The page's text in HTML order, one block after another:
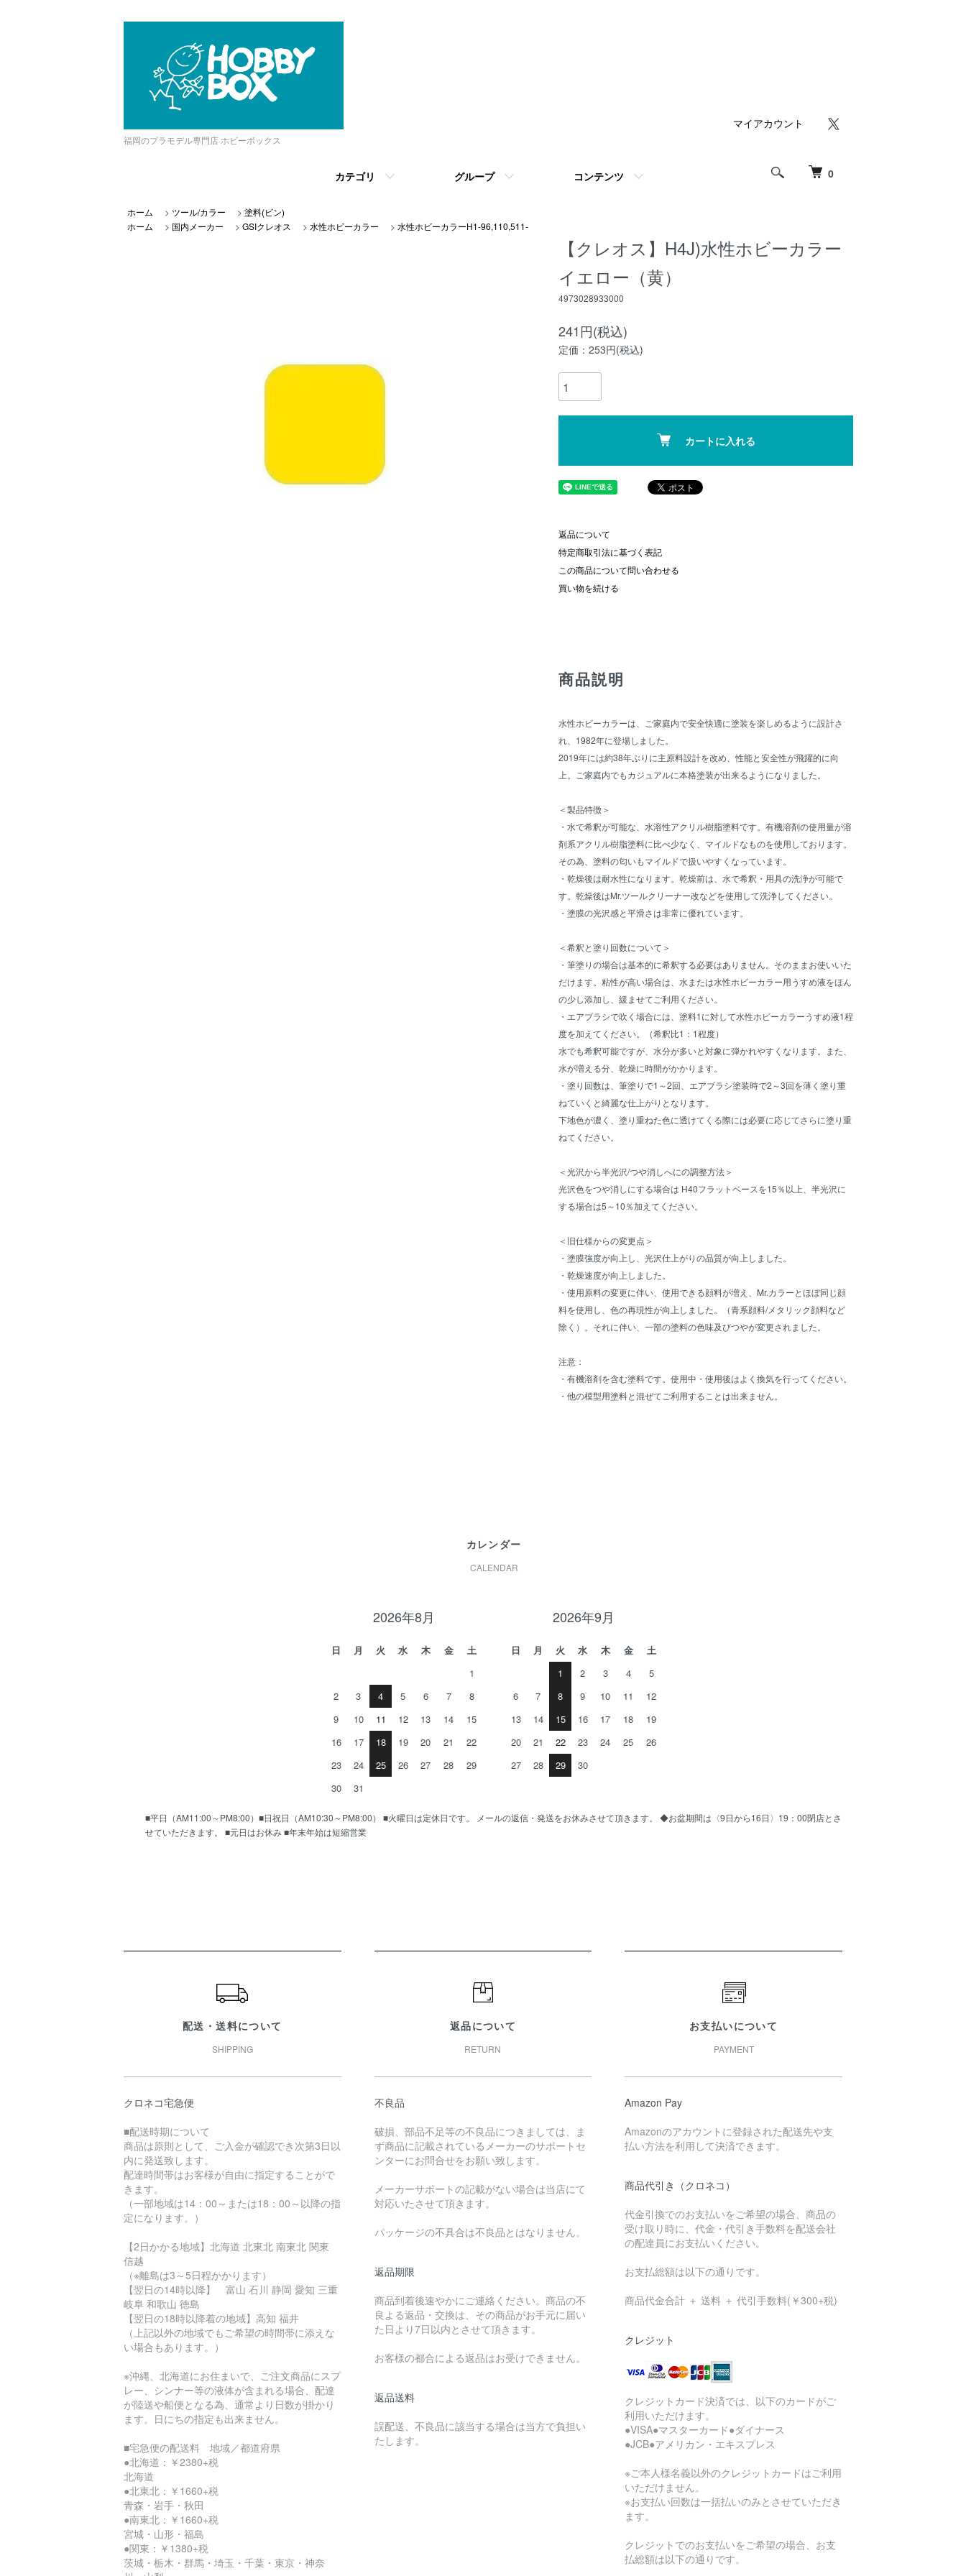
福岡のプラモデル専門店 ホビーボックス
0
カテゴリ グループ コンテンツ
マイアカウント
ホーム > ツール/カラー > 塗料(ビン)
ホーム
> 国内メーカー > GSIクレオス > 水性ホビーカラー > 水性ホビーカラーH1-96,110,511-
【クレオス】H4J)水性ホビーカラー
イエロー（黄）
4973028933000
241円(税込)
定価：253円(税込)
カートに入れる
返品について
特定商取引法に基づく表記
この商品について問い合わせる
買い物を続ける
商品説明
水性ホビーカラーは、ご家庭内で安全快適に塗装を楽しめるように設計さ
れ、1982年に登場しました。
2019年には約38年ぶりに主原料設計を改め、性能と安全性が飛躍的に向
上。ご家庭内でもカジュアルに本格塗装が出来るようになりました。
＜製品特徴＞
・水で希釈が可能な、水溶性アクリル樹脂塗料です。有機溶剤の使用量が溶
剤系アクリル樹脂塗料に比べ少なく、マイルドなものを使用しております。
その為、塗料の匂いもマイルドで扱いやすくなっています。
・乾燥後は耐水性になります。乾燥前は、水で希釈・用具の洗浄が可能で
す。乾燥後はMr.ツールクリーナー改などを使用して洗浄してください。
・塗膜の光沢感と平滑さは非常に優れています。
＜希釈と塗り回数について＞
・筆塗りの場合は基本的に希釈する必要はありません。そのままお使いいた
だけます。粘性が高い場合は、水または水性ホビーカラー用うすめ液をほん
の少し添加し、緩ませてご利用ください。
・エアブラシで吹く場合には、塗料1に対して水性ホビーカラーうすめ液1程
度を加えてください。（希釈比1：1程度）
水でも希釈可能ですが、水分が多いと対象に弾かれやすくなります。また、
水が増える分、乾燥に時間がかかります。
・塗り回数は、筆塗りで1～2回、エアブラシ塗装時で2～3回を薄く塗り重
ねていくと綺麗な仕上がりとなります。
下地色が濃く、塗り重ねた色に透けてくる際には必要に応じてさらに塗り重
ねてください。
＜光沢から半光沢/つや消しへにの調整方法＞
光沢色をつや消しにする場合は H40フラットベースを15％以上、半光沢に
する場合は5～10％加えてください。
＜旧仕様からの変更点＞
・塗膜強度が向上し、光沢仕上がりの品質が向上しました。
・乾燥速度が向上しました。
・使用原料の変更に伴い、使用できる顔料が増え、Mr.カラーとほぼ同じ顔
料を使用し、色の再現性が向上しました。（青系顔料/メタリック顔料など
除く）。それに伴い、一部の塗料の色味及びつやが変更されました。
注意：
・有機溶剤を含む塗料です。使用中・使用後はよく換気を行ってください。
・他の模型用塗料と混ぜてご利用することは出来ません。
カレンダー
CALENDAR
2026年8月
日 月 火 水 木 金
土
1
2
3 4 5 6 7
8
9
10 11 12 13 14
15
16
17 18 19 20 21
22
23
24 25 26 27 28
29
30
31
2026年9月
日 月 火 水 木 金
土
1
2 3 4
5
6
7 8 9 10 11
12
13
14 15 16 17 18
19
20
21 22 23 24 25
26
27
28 29 30
■平日（AM11:00～PM8:00）■日祝日（AM10:30～PM8:00） ■火曜日は定休日です。 メールの返信・発送をお休みさせて頂きます。 ◆お盆期間は〈9日から16日〉19：00閉店とさ
せていただきます。 ■元日はお休み ■年末年始は短縮営業
配送・送料について
SHIPPING
クロネコ宅急便
■配送時期について
商品は原則として、ご入金が確認でき次第3日以
内に発送致します。
配達時間帯はお客様が自由に指定することがで
きます。
（一部地域は14：00～または18：00～以降の指
定になります。）
【2日かかる地域】北海道 北東北 南東北 関東
信越
（※離島は3～5日程かかります）
【翌日の14時以降】 富山 石川 静岡 愛知 三重
岐阜 和歌山 徳島
【翌日の18時以降着の地域】高知 福井
（上記以外の地域でもご希望の時間帯に添えな
い場合もあります。）
※沖縄、北海道にお住まいで、ご注文商品にスプ
レー、シンナー等の液体が含まれる場合、配達
が陸送や船便となる為、通常より日数が掛かり
ます。日にちの指定も出来ません。
■宅急便の配送料 地域／都道府県
●北海道：￥2380+税
北海道
●北東北：￥1660+税
青森・岩手・秋田
●南東北：￥1660+税
宮城・山形・福島
●関東：￥1380+税
茨城・栃木・群馬・埼玉・千葉・東京・神奈
返品について
RETURN
不良品
破損、部品不足等の不良品につきましては、ま
ず商品に記載されているメーカーのサポートセ
ンターにお問合せをお願い致します。
メーカーサポートの記載がない場合は当店にて
対応いたさせて頂きます。
パッケージの不具合は不良品とはなりません。
返品期限
商品到着後速やかにご連絡ください。商品の不
良よる返品・交換は、その商品がお手元に届い
た日より7日以内とさせて頂きます。
お客様の都合による返品はお受けできません。
返品送料
誤配送、不良品に該当する場合は当方で負担い
たします。
お支払いについて
PAYMENT
Amazon Pay
Amazonのアカウントに登録された配送先や支
払い方法を利用して決済できます。
商品代引き（クロネコ）
代金引換でのお支払いをご希望の場合、商品の
受け取り時に、代金・代引き手数料を配送会社
の配達員にお支払いください。
お支払総額は以下の通りです。
商品代金合計 ＋ 送料 ＋ 代引手数料(￥300+税)
クレジット
クレジットカード決済では、以下のカードがご
利用いただけます。
●VISA●マスターカード●ダイナース
●JCB●アメリカン・エキスプレス
※ご本人様名義以外のクレジットカードはご利用
いただけません。
※お支払い回数は一括払いのみとさせていただき
ます。
クレジットでのお支払いをご希望の場合、お支
払総額は以下の通りです。